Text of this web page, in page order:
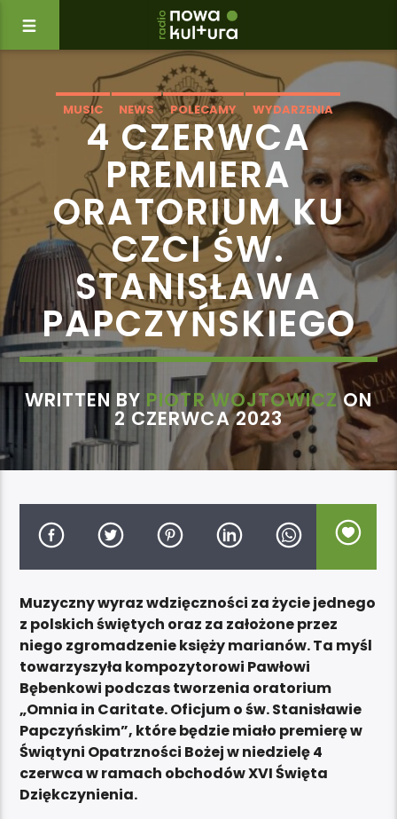
MUSIC NEWS POLECAMY WYDARZENIA
4 CZERWCA
PREMIERA
ORATORIUM KU
CZCI ŚW.
STANISŁAWA
PAPCZYŃSKIEGO
WRITTEN BY PIOTR WOJTOWICZON
2 CZERWCA 2023
Muzyczny wyraz wdzięczności za życie jednego
z polskich świętych oraz za założone przez
niego zgromadzenie księży marianów. Ta myśl
towarzyszyła kompozytorowi Pawłowi
Bębenkowi podczas tworzenia oratorium
„Omnia in Caritate. Oficjum o św. Stanisławie
Papczyńskim”, które będzie miało premierę w
Świątyni Opatrzności Bożej w niedzielę 4
czerwca w ramach obchodów XVI Święta
Dziękczynienia.